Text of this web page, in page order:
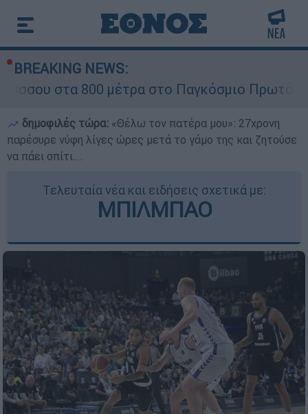
BREAKING NEWS:
μέτρα στο Παγκόσμιο Πρωτάθλημα Στίβου
δημοφιλές τώρα: «Θέλω τον πατέρα μου»: 27χρονη
παρέσυρε νύφη λίγες ώρες μετά το γάμο της και ζητούσε
να πάει σπίτι...
Τελευταία νέα και ειδήσεις σχετικά με:
ΜΠΙΛΜΠΑΟ